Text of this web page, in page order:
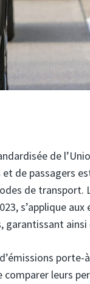
de
de passagers
de
s’applique
garantissant
leurs